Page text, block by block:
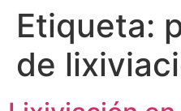
Etiqueta:
de